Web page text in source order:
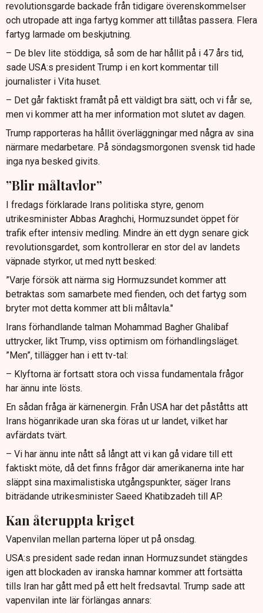
revolutionsgarde backade från tidigare överenskommelser
och utropade att inga fartyg kommer att tillåtas passera. Flera
fartyg larmade om beskjutning.
– De blev lite stöddiga, så som de har hållit på i 47 års tid,
sade USA:s president Trump i en kort kommentar till
journalister i Vita huset.
– Det går faktiskt framåt på ett väldigt bra sätt, och vi får se,
men vi kommer att ha mer information mot slutet av dagen.
Trump rapporteras ha hållit överläggningar med några av sina
närmare medarbetare. På söndagsmorgonen svensk tid hade
inga nya besked givits.
”Blir måltavlor”
I fredags förklarade Irans politiska styre, genom
utrikesminister Abbas Araghchi, Hormuzsundet öppet för
trafik efter intensiv medling. Mindre än ett dygn senare gick
revolutionsgardet, som kontrollerar en stor del av landets
väpnade styrkor, ut med nytt besked:
”Varje försök att närma sig Hormuzsundet kommer att
betraktas som samarbete med fienden, och det fartyg som
bryter mot detta kommer att bli måltavla."
Irans förhandlande talman Mohammad Bagher Ghalibaf
uttrycker, likt Trump, viss optimism om förhandlingsläget.
”Men”, tillägger han i ett tv-tal:
– Klyftorna är fortsatt stora och vissa fundamentala frågor
har ännu inte lösts.
En sådan fråga är kärnenergin. Från USA har det påståtts att
Irans höganrikade uran ska föras ut ur landet, vilket har
avfärdats tvärt.
– Vi har ännu inte nått så långt att vi kan gå vidare till ett
faktiskt möte, då det finns frågor där amerikanerna inte har
släppt sina maximalistiska utgångspunkter, säger Irans
biträdande utrikesminister Saeed Khatibzadeh till AP.
Kan återuppta kriget
Vapenvilan mellan parterna löper ut på onsdag.
USA:s president sade redan innan Hormuzsundet stängdes
igen att blockaden av iranska hamnar kommer att fortsätta
tills Iran har gått med på ett helt fredsavtal. Trump sade att
vapenvilan inte lär förlängas annars: